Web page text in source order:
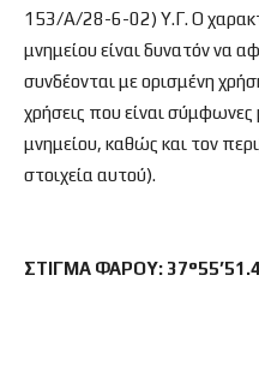
153/Α/28-6-02) Υ.Γ. Ο
μνημείου είναι δυνατόν να
συνδέονται με ορισμένη
χρήσεις που είναι
μνημείου, καθώς και τον
στοιχεία αυτού).
ΣΤΙΓΜΑ ΦΑΡΟΥ: